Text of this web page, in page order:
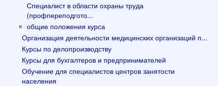
Специалист в области охраны труда
(профпереподгото...
общие положения курса
Организация деятельности медицинских организаций п...
Курсы по делопроизводству
Курсы для бухгалтеров и предпринимателей
Обучение для специалистов центров занятости
населения